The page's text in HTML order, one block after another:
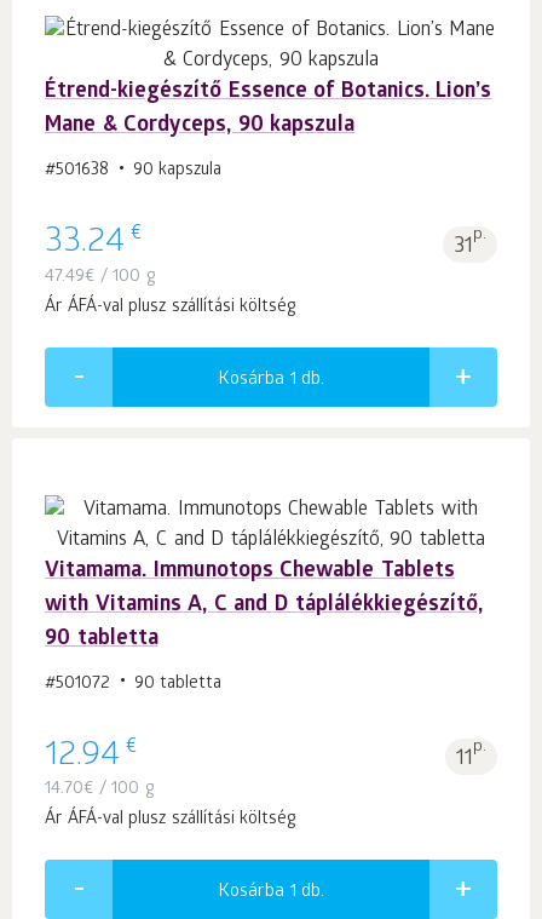
Étrend-kiegészítő Essence of Botanics. Lion’s
Mane & Сordyceps, 90 kapszula
#501638 90 kapszula
33.24 € 31p.
47.49€ / 100 g
Ár ÁFÁ-val plusz szállítási költség
Kosárba 1 db.
Vitamama. Immunotops Chewable Tablets
with Vitamins A, C and D táplálékkiegészítő,
90 tabletta
#501072 90 tabletta
12.94 € 11p.
14.70€ / 100 g
Ár ÁFÁ-val plusz szállítási költség
Kosárba 1 db.